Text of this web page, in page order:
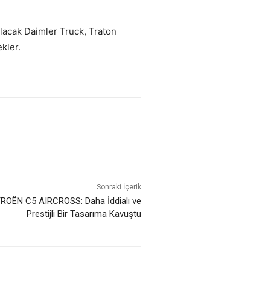
Daimler Truck, Traton
Sonraki İçerik
C5 AIRCROSS: Daha İddialı ve
Prestijli Bir Tasarıma Kavuştu